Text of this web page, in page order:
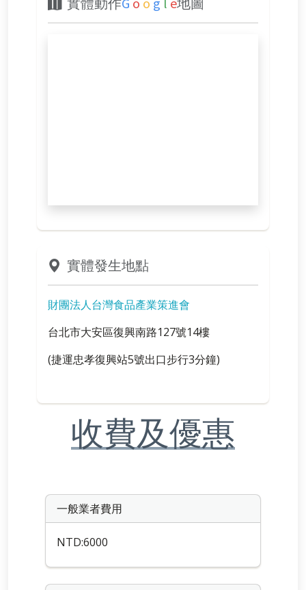
實體發生地點
財團法人台灣食品產業策進會
台北市大安區復興南路127號14樓
(捷運忠孝復興站5號出口步行3分鐘)
收費及優惠
一般業者費用
NTD:6000